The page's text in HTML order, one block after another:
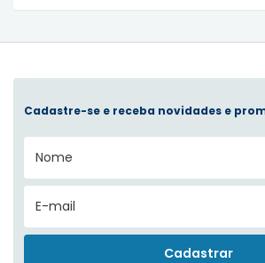
Cadastre-se e receba novidades e